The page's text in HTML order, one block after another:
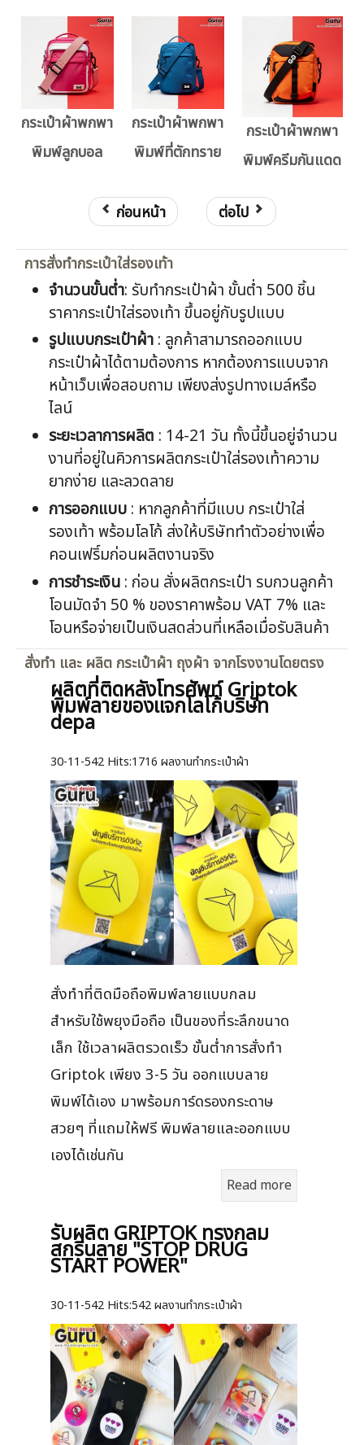
กระเป๋าผ้าพกพา
พิมพ์ลูกบอล
กระเป๋าผ้าพกพา
พิมพ์ที่ตักทราย
กระเป๋าผ้าพกพา
พิมพ์ครีมกันแดด
ก่อนหน้า ต่อไป
การสั่งทำกระเป๋าใส่รองเท้า
จำนวนขั้นต่ำ: รับทำกระเป๋าผ้า ขั้นต่ำ 500 ชิ้น
ราคากระเป๋าใส่รองเท้า ขึ้นอยู่กับรูปแบบ
รูปแบบกระเป๋าผ้า : ลูกค้าสามารถออกแบบ
กระเป๋าผ้าได้ตามต้องการ หากต้องการแบบจาก
หน้าเว็บเพื่อสอบถาม เพียงส่งรูปทางเมล์หรือ
ไลน์
ระยะเวลาการผลิต : 14-21 วัน ทั้งนี้ขึ้นอยู่จำนวน
งานที่อยู่ในคิวการผลิตกระเป๋าใส่รองเท้าความ
ยากง่าย และลวดลาย
การออกแบบ : หากลูกค้าที่มีแบบ กระเป๋าใส่
รองเท้า พร้อมโลโก้ ส่งให้บริษัททำตัวอย่างเพื่อ
คอนเฟริ์มก่อนผลิตงานจริง
การชำระเงิน : ก่อน สั่งผลิตกระเป๋า รบกวนลูกค้า
โอนมัดจำ 50 % ของราคาพร้อม VAT 7% และ
โอนหรือจ่ายเป็นเงินสดส่วนที่เหลือเมื่อรับสินค้า
สั่งทำ และ ผลิต กระเป๋าผ้า ถุงผ้า จากโรงงานโดยตรง
ผลิตที่ติดหลังโทรศัพท์ Griptok
พิมพ์ลายของแจกโลโก้บริษัท
depa
30-11-542 Hits:1716 ผลงานทำกระเป๋าผ้า
สั่งทำที่ติดมือถือพิมพ์ลายแบบกลม
สำหรับใช้พยุงมือถือ เป็นของที่ระลึกขนาด
เล็ก ใช้เวลาผลิตรวดเร็ว ขั้นต่ำการสั่งทำ
Griptok เพียง 3-5 วัน ออกแบบลาย
พิมพ์ได้เอง มาพร้อมการ์ดรองกระดาษ
สวยๆ ที่แถมให้ฟรี พิมพ์ลายและออกแบบ
เองได้เช่นกัน
Read more
รับผลิต GRIPTOK ทรงกลม
สกรีนลาย "STOP DRUG
START POWER"
30-11-542 Hits:542 ผลงานทำกระเป๋าผ้า